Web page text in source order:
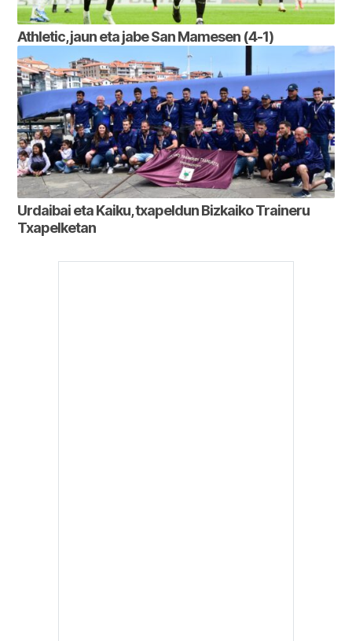
Athletic, jaun eta jabe San Mamesen (4-1)
Urdaibai eta Kaiku, txapeldun Bizkaiko Traineru
Txapelketan